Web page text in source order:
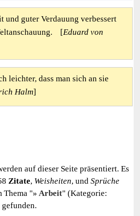
und guter Verdauung verbessert
[Eduard von
leichter, dass man sich an sie
Halm]
auf dieser Seite präsentiert. Es
Zitate, Weisheiten, undSprüche
Thema " Arbeit" (Kategorie: